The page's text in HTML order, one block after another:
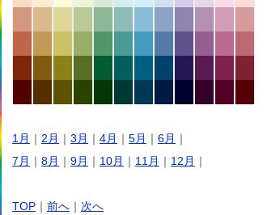
1月 ｜ 2月 ｜ 3月 ｜ 4月 ｜ 5月 ｜ 6月 ｜
7月 ｜ 8月 ｜ 9月 ｜ 10月 ｜ 11月 ｜ 12月 ｜
TOP ｜ 前へ ｜ 次へ